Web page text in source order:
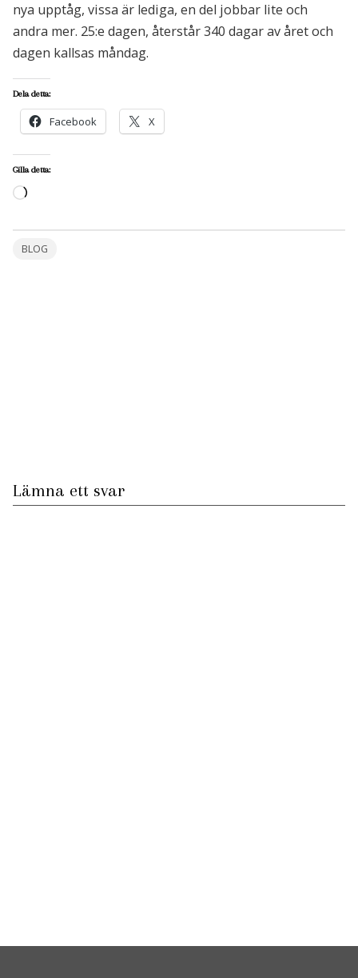
nya upptåg, vissa är lediga, en del jobbar lite och
andra mer. 25:e dagen, återstår 340 dagar av året och
dagen kallsas måndag.
Dela detta:
Facebook X
Gilla detta:
Laddar
BLOG
Lämna ett svar